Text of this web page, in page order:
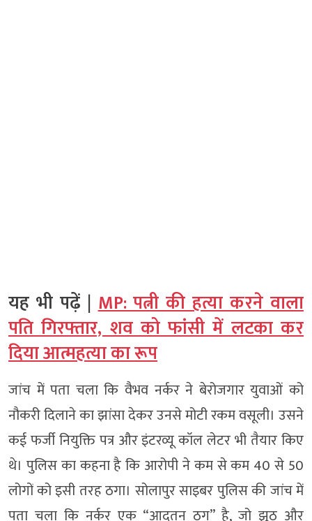
यह भी पढ़ें |MP: पत्नी की हत्या करने वाला
पति गिरफ्तार, शव को फांसी में लटका कर
दिया आत्महत्या का रूप
जांच में पता चला कि वैभव नर्कर ने बेरोजगार युवाओं को
नौकरी दिलाने का झांसा देकर उनसे मोटी रकम वसूली। उसने
कई फर्जी नियुक्ति पत्र और इंटरव्यू कॉल लेटर भी तैयार किए
थे। पुलिस का कहना है कि आरोपी ने कम से कम 40 से 50
लोगों को इसी तरह ठगा। सोलापुर साइबर पुलिस की जांच में
पता चला कि नर्कर एक “आदतन ठग” है, जो झूठ और